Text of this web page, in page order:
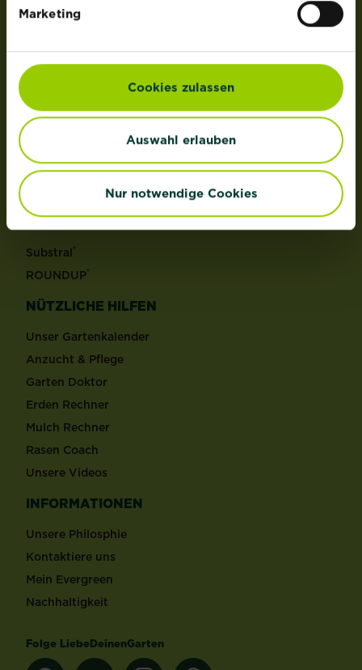
Marketing
Cookies zulassen
Auswahl erlauben
Nur notwendige Cookies
Dünger
Pflanzenschutz
Grundstoffe
Schädlinge
Reinigungsmittel
MARKEN
Substral®
ROUNDUP®
NÜTZLICHE HILFEN
Unser Gartenkalender
Anzucht & Pflege
Garten Doktor
Erden Rechner
Mulch Rechner
Rasen Coach
Unsere Videos
INFORMATIONEN
Unsere Philosphie
Kontaktiere uns
Mein Evergreen
Nachhaltigkeit
Folge LiebeDeinenGarten